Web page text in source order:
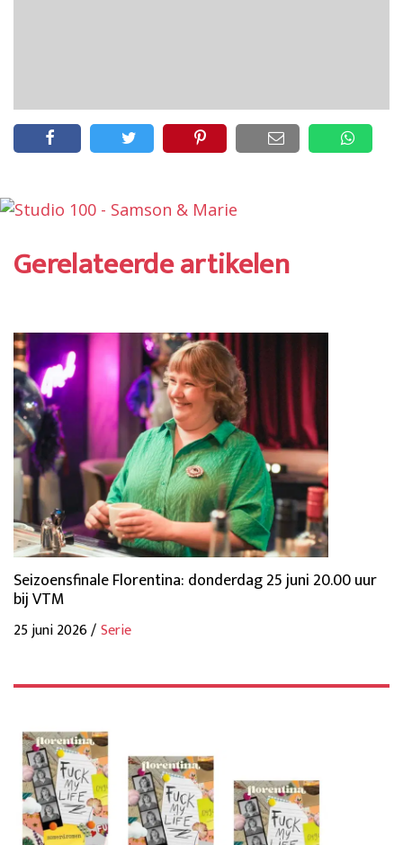
Gerelateerde artikelen
Seizoensfinale Florentina: donderdag 25 juni 20.00 uur
bij VTM
25 juni 2026 /Serie